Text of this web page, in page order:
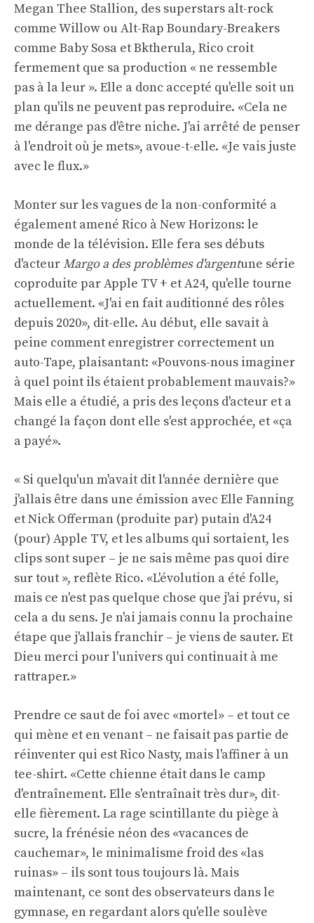
Megan Thee Stallion, des superstars alt-rock
comme Willow ou Alt-Rap Boundary-Breakers
comme Baby Sosa et Bktherula, Rico croit
fermement que sa production « ne ressemble
pas à la leur ». Elle a donc accepté qu'elle soit un
plan qu'ils ne peuvent pas reproduire. «Cela ne
me dérange pas d'être niche. J'ai arrêté de penser
à l'endroit où je mets», avoue-t-elle. «Je vais juste
avec le flux.»
Monter sur les vagues de la non-conformité a
également amené Rico à New Horizons: le
monde de la télévision. Elle fera ses débuts
d'acteurMargo a des problèmes d'argentune série
coproduite par Apple TV + et A24, qu'elle tourne
actuellement. «J'ai en fait auditionné des rôles
depuis 2020», dit-elle. Au début, elle savait à
peine comment enregistrer correctement un
auto-Tape, plaisantant: «Pouvons-nous imaginer
à quel point ils étaient probablement mauvais?»
Mais elle a étudié, a pris des leçons d'acteur et a
changé la façon dont elle s'est approchée, et «ça
a payé».
« Si quelqu'un m'avait dit l'année dernière que
j'allais être dans une émission avec Elle Fanning
et Nick Offerman (produite par) putain d'A24
(pour) Apple TV, et les albums qui sortaient, les
clips sont super – je ne sais même pas quoi dire
sur tout », reflète Rico. «L'évolution a été folle,
mais ce n'est pas quelque chose que j'ai prévu, si
cela a du sens. Je n'ai jamais connu la prochaine
étape que j'allais franchir – je viens de sauter. Et
Dieu merci pour l'univers qui continuait à me
rattraper.»
Prendre ce saut de foi avec «mortel» – et tout ce
qui mène et en venant – ne faisait pas partie de
réinventer qui est Rico Nasty, mais l'affiner à un
tee-shirt. «Cette chienne était dans le camp
d'entraînement. Elle s'entraînait très dur», dit-
elle fièrement. La rage scintillante du piège à
sucre, la frénésie néon des «vacances de
cauchemar», le minimalisme froid des «las
ruinas» – ils sont tous toujours là. Mais
maintenant, ce sont des observateurs dans le
gymnase, en regardant alors qu'elle soulève